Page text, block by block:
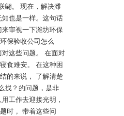
翩。 现在，解决潍
也是一样。这句话
审视一下潍坊环保
保验收公司怎么
这些问题。 在面对
食难安。 在这种困
的来说， 了解清楚
找？的问题，是非
工作去迎接光明，
时， 带着这些问